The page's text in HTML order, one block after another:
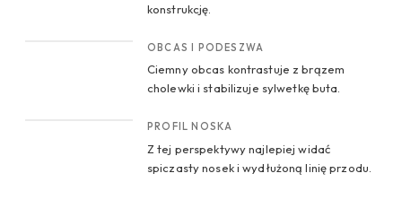
konstrukcję.
OBCAS I PODESZWA
Ciemny obcas kontrastuje z brązem
cholewki i stabilizuje sylwetkę buta.
PROFIL NOSKA
Z tej perspektywy najlepiej widać
spiczasty nosek i wydłużoną linię przodu.